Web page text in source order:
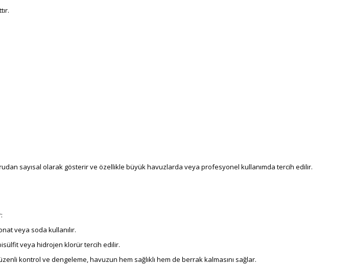
sayısal olarak gösterir ve özellikle büyük havuzlarda veya profesyonel kullanımda tercih edilir.
veya soda kullanılır.
veya hidrojen klorür tercih edilir.
kontrol ve dengeleme, havuzun hem sağlıklı hem de berrak kalmasını sağlar.